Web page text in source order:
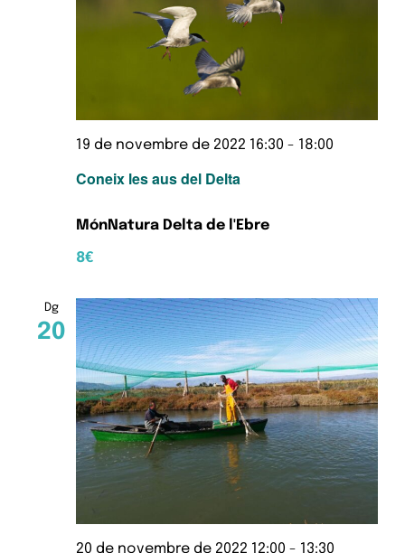
Coneix les aus del Delta
19 de novembre de 2022 16:30 - 18:00
MónNatura Delta de l'Ebre
8€
Dg
20
20 de novembre de 2022 12:00 - 13:30